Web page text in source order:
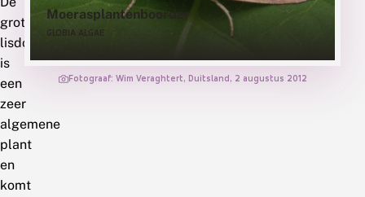
grote
lisdodde
is
een
zeer
algemene
plant
en
komt
Moerasplantenboorder
GLOBIA ALGAE
Fotograaf: Wim Veraghtert, Duitsland, 2 augustus 2012